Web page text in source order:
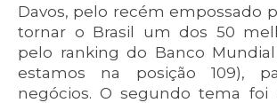
Davos, pelo recém empossado
tornar o Brasil um dos 50
pelo ranking do Banco
estamos na posição 109),
negócios. O segundo tema foi